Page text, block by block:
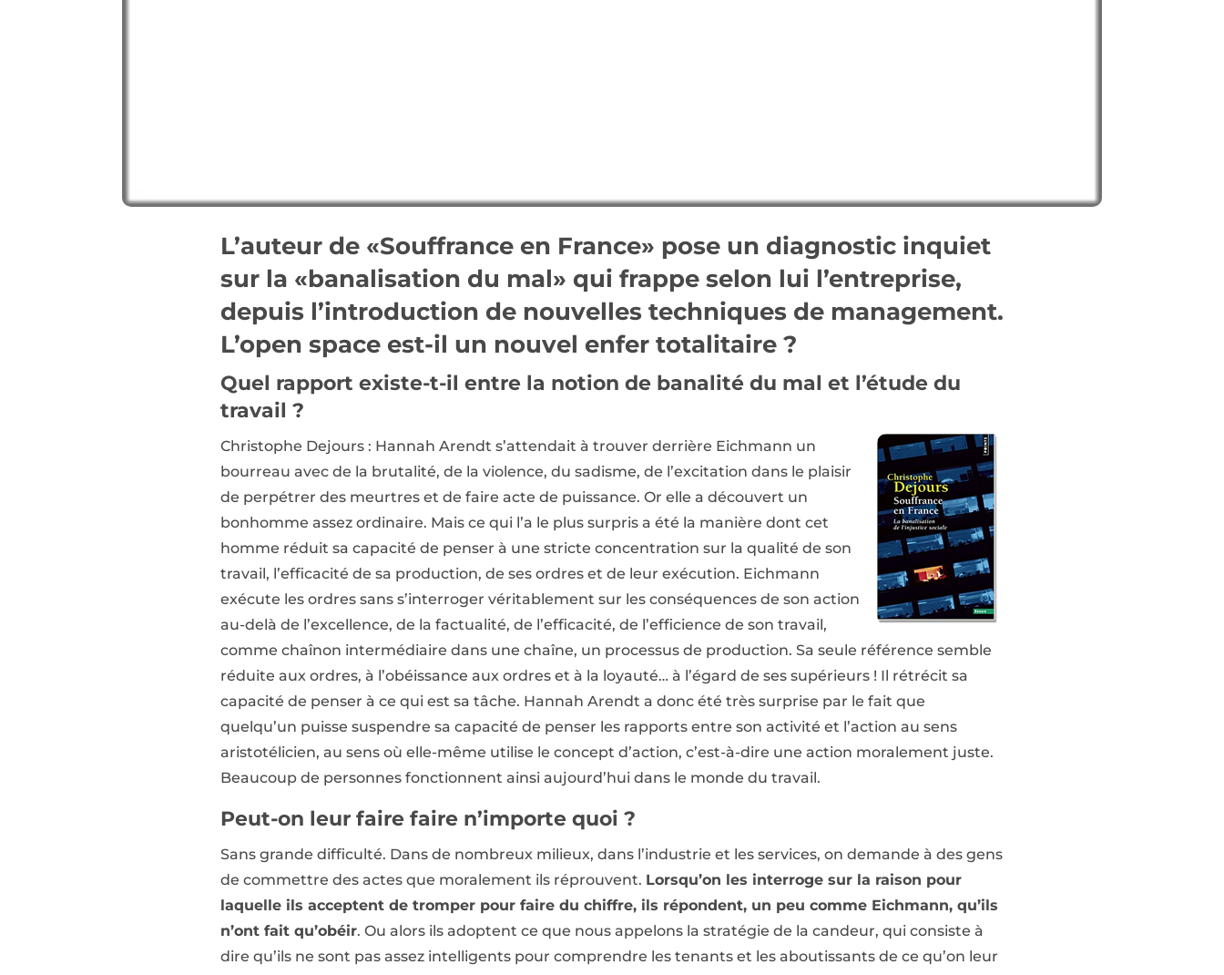
L’auteur de «Souffrance en France» pose un diagnostic inquiet
sur la «banalisation du mal» qui frappe selon lui l’entreprise,
depuis l’introduction de nouvelles techniques de management.
L’open space est-il un nouvel enfer totalitaire ?
Quel rapport existe-t-il entre la notion de banalité du mal et l’étude du
travail ?
Christophe Dejours : Hannah Arendt s’attendait à trouver derrière Eichmann un
bourreau avec de la brutalité, de la violence, du sadisme, de l’excitation dans le plaisir
de perpétrer des meurtres et de faire acte de puissance. Or elle a découvert un
bonhomme assez ordinaire. Mais ce qui l’a le plus surpris a été la manière dont cet
homme réduit sa capacité de penser à une stricte concentration sur la qualité de son
travail, l’efficacité de sa production, de ses ordres et de leur exécution. Eichmann
exécute les ordres sans s’interroger véritablement sur les conséquences de son action
au-delà de l’excellence, de la factualité, de l’efficacité, de l’efficience de son travail,
comme chaînon intermédiaire dans une chaîne, un processus de production. Sa seule référence semble
réduite aux ordres, à l’obéissance aux ordres et à la loyauté… à l’égard de ses supérieurs ! Il rétrécit sa
capacité de penser à ce qui est sa tâche. Hannah Arendt a donc été très surprise par le fait que
quelqu’un puisse suspendre sa capacité de penser les rapports entre son activité et l’action au sens
aristotélicien, au sens où elle-même utilise le concept d’action, c’est-à-dire une action moralement juste.
Beaucoup de personnes fonctionnent ainsi aujourd’hui dans le monde du travail.
Peut-on leur faire faire n’importe quoi ?
Sans grande difficulté. Dans de nombreux milieux, dans l’industrie et les services, on demande à des gens
de commettre des actes que moralement ils réprouvent. Lorsqu’on les interroge sur la raison pour
laquelle ils acceptent de tromper pour faire du chiffre, ils répondent, un peu comme Eichmann, qu’ils
n’ont fait qu’obéir. Ou alors ils adoptent ce que nous appelons la stratégie de la candeur, qui consiste à
dire qu’ils ne sont pas assez intelligents pour comprendre les tenants et les aboutissants de ce qu’on leur